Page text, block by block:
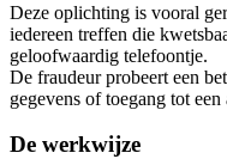
Deze oplichting is vooral
iedereen treffen die
geloofwaardig telefoontje.
De fraudeur probeert een
gegevens of toegang tot
De werkwijze